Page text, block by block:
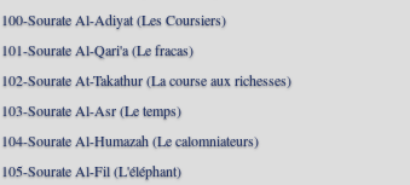
100-Sourate Al-Adiyat (Les Coursiers)
101-Sourate Al-Qari'a (Le fracas)
102-Sourate At-Takathur (La course aux richesses)
103-Sourate Al-Asr (Le temps)
104-Sourate Al-Humazah (Le calomniateurs)
105-Sourate Al-Fil (L'éléphant)